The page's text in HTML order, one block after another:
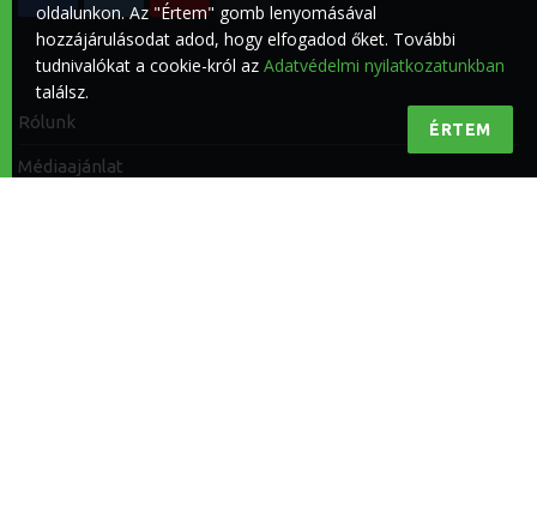
Rólunk
Médiaajánlat
oldalunkon. Az "Értem" gomb lenyomásával
hozzájárulásodat adod, hogy elfogadod őket. További
tudnivalókat a cookie-król az Adatvédelmi nyilatkozatunkban
találsz.
ÉRTEM